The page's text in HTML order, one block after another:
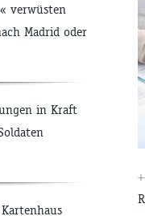
verwüsten
Madrid oder
in Kraft